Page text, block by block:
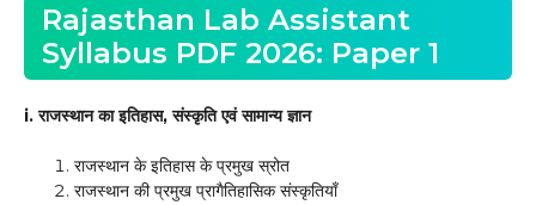
Rajasthan Lab Assistant
Syllabus PDF 2026: Paper 1
i. राजस्थान का इतिहास, संस्कृति एवं सामान्य ज्ञान
राजस्थान के इतिहास के प्रमुख स्रोत
राजस्थान की प्रमुख प्रागैतिहासिक संस्कृतियाँ